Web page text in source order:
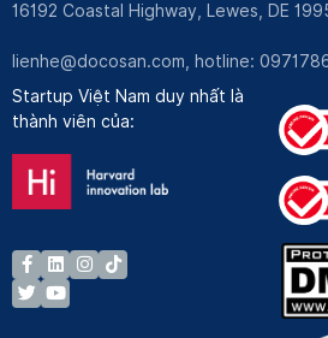
16192 Coastal Highway, Lewes, DE
lienhe@docosan.com, hotline:
Startup Việt Nam duy nhất là
thành viên của: